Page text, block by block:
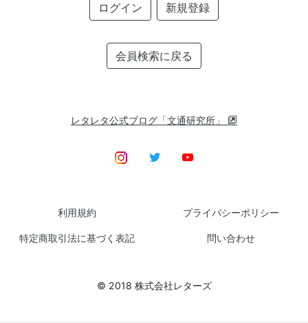
ログイン 新規登録
会員検索に戻る
レタレタ公式ブログ「文通研究所」
利用規約 プライバシーポリシー
特定商取引法に基づく表記 問い合わせ
© 2018 株式会社レターズ